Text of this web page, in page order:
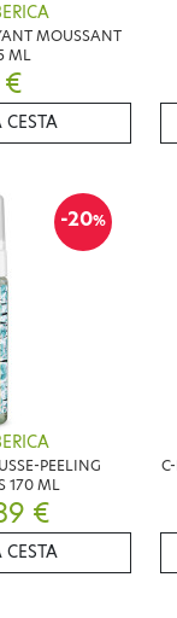
MOUSSANT
ML
€
-20%
PEELING
170 ML
€